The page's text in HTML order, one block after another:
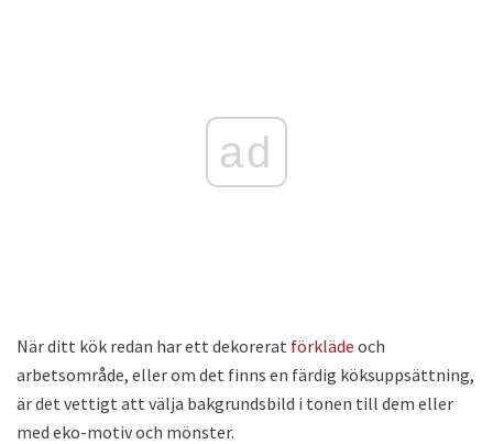
ad
När ditt kök redan har ett dekorerat förkläde och
arbetsområde, eller om det finns en färdig köksuppsättning,
är det vettigt att välja bakgrundsbild i tonen till dem eller
med eko-motiv och mönster.